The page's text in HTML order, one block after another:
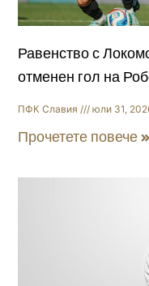
Равенство с
отменен гол на
ПФК Славия юли 31,
Прочетете повече »